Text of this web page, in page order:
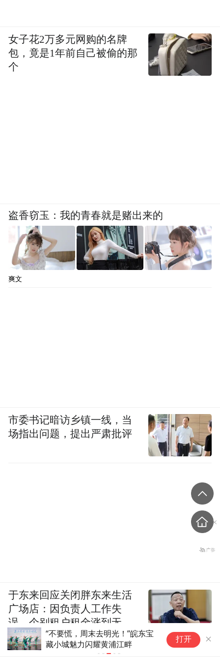
“不要慌，周末去明光！”皖东宝
藏小城魅力闪耀黄浦江畔
“
打开
女子花2万多元网购的名牌
包，竟是1年前自己被偷的那
个
盗香窃玉：我的青春就是赌出来的
爽文
市委书记暗访乡镇一线，当
场指出问题，提出严肃批评
于东来回应关闭胖东来生活
广场店：因负责人工作失
误，个别租户租金涨到无法
想象
蓝鲸新闻